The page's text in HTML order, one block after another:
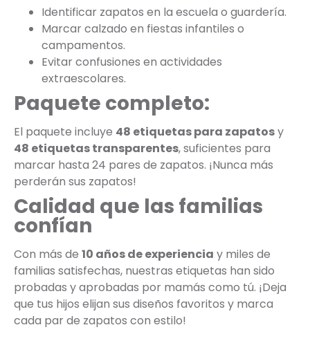
Identificar zapatos en la escuela o guardería.
Marcar calzado en fiestas infantiles o
campamentos.
Evitar confusiones en actividades
extraescolares.
Paquete completo:
El paquete incluye 48 etiquetas para zapatosy
48 etiquetas transparentes, suficientes para
marcar hasta 24 pares de zapatos. ¡Nunca más
perderán sus zapatos!
Calidad que las familias
confían
Con más de 10 años de experiencia y miles de
familias satisfechas, nuestras etiquetas han sido
probadas y aprobadas por mamás como tú. ¡Deja
que tus hijos elijan sus diseños favoritos y marca
cada par de zapatos con estilo!